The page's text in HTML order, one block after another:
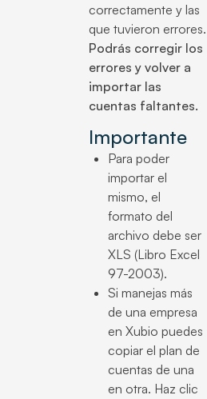
correctamente y las
que tuvieron errores.
Podrás corregir los
errores y volver a
importar las
cuentas faltantes.
Importante
Para poder
importar el
mismo, el
formato del
archivo debe ser
XLS (Libro Excel
97-2003).
Si manejas más
de una empresa
en Xubio puedes
copiar el plan de
cuentas de una
en otra. Haz clic